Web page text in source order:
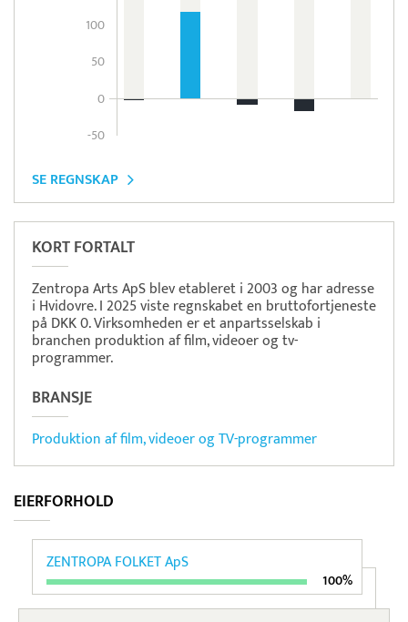
100
50
0
-50
SE REGNSKAP
KORT FORTALT
Zentropa Arts ApS blev etableret i 2003 og har adresse
i Hvidovre. I 2025 viste regnskabet en bruttofortjeneste
på DKK 0. Virksomheden er et anpartsselskab i
branchen produktion af film, videoer og tv-
programmer.
BRANSJE
Produktion af film, videoer og TV-programmer
EIERFORHOLD
ZENTROPA FOLKET ApS
100%